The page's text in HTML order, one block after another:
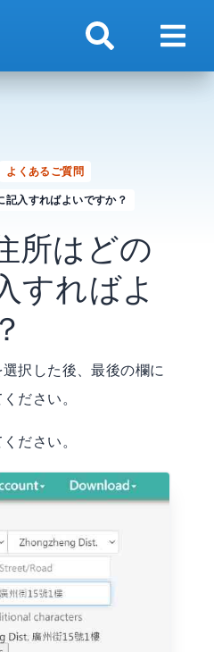
検索 ナビ
よくあるご質問
記入すればよいですか？
所はどの
すればよ
択した後、最後の欄に
ださい。
ださい。